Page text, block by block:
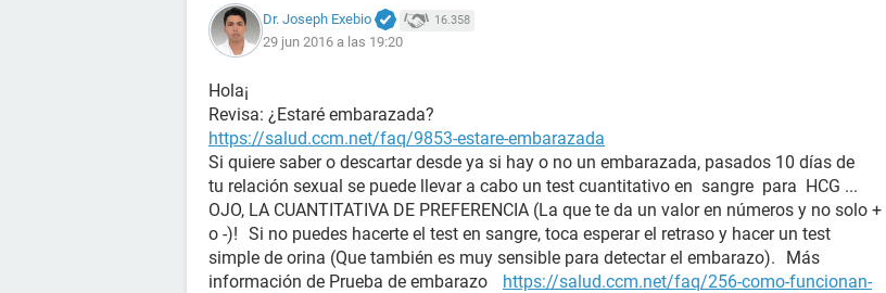
Dr. Joseph Exebio 16.358
29 jun 2016 a las 19:20
Hola¡
Revisa: ¿Estaré embarazada?
https://salud.ccm.net/faq/9853-estare-embarazada
Si quiere saber o descartar desde ya si hay o no un embarazada, pasados 10 días de
tu relación sexual se puede llevar a cabo un test cuantitativo en sangre para HCG ...
OJO, LA CUANTITATIVA DE PREFERENCIA (La que te da un valor en números y no solo +
o -)! Si no puedes hacerte el test en sangre, toca esperar el retraso y hacer un test
simple de orina (Que también es muy sensible para detectar el embarazo). Más
información de Prueba de embarazo https://salud.ccm.net/faq/256-como-funcionan-